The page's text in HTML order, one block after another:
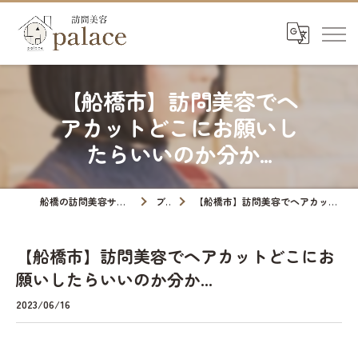
【船橋市】訪問美容でヘ
アカットどこにお願いし
たらいいのか分か...
船橋の訪問美容サロンなら訪問美容palace ブログ 【船橋市】訪問美容でヘアカットどこにお願いしたらいいのか分か...
【船橋市】訪問美容でヘアカットどこにお
願いしたらいいのか分か...
2023/06/16